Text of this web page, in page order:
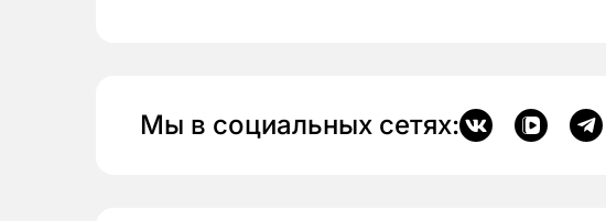
Мы в социальных сетях: